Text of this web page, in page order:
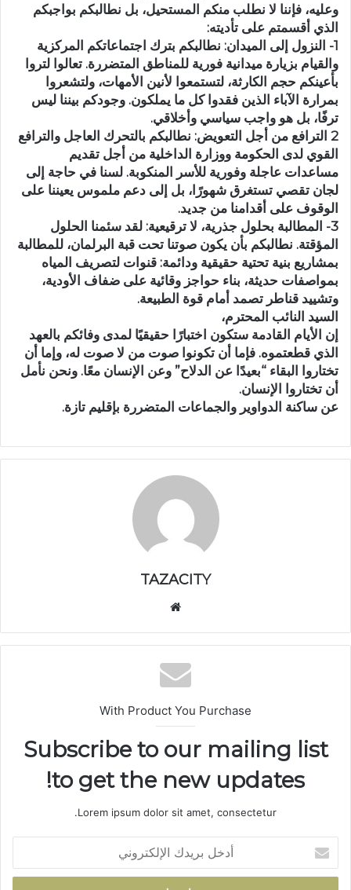
وعليه، فإننا لا نطلب منكم المستحيل، بل نطالبكم بواجبكم
الذي أقسمتم على تأديته:
1- النزول إلى الميدان: نطالبكم بترك اجتماعاتكم المركزية
والقيام بزيارة ميدانية فورية للمناطق المتضررة. تعالوا لتروا
بأعينكم حجم الكارثة، لتستمعوا لأنين الأمهات، ولتشعروا
بمرارة الآباء الذين فقدوا كل ما يملكون. وجودكم بيننا ليس
ترفًا، بل هو واجب سياسي وأخلاقي.
2 الترافع من أجل التعويض: نطالبكم بالتحرك العاجل والترافع
القوي لدى الحكومة ووزارة الداخلية من أجل تقديم
مساعدات عاجلة وفورية للأسر المنكوبة. لسنا في حاجة إلى
لجان تقصي تستغرق شهورًا، بل إلى دعم ملموس يعيننا على
الوقوف على أقدامنا من جديد.
3- المطالبة بحلول جذرية، لا ترقيعية: لقد سئمنا الحلول
المؤقتة. نطالبكم بأن يكون صوتنا تحت قبة البرلمان، للمطالبة
بمشاريع بنية تحتية حقيقية ودائمة: قنوات لتصريف المياه
بمواصفات حديثة، بناء حواجز وقائية على ضفاف الأودية،
وتشييد قناطر تصمد أمام قوة الطبيعة.
السيد النائب المحترم،
إن الأيام القادمة ستكون اختبارًا حقيقيًا لمدى وفائكم بالعهد
الذي قطعتموه. فإما أن تكونوا صوت من لا صوت له، وإما أن
تختاروا البقاء “بعيدًا عن الدلاح” وعن الإنسان معًا. ونحن نأمل
أن تختاروا الإنسان.
عن ساكنة الدواوير والجماعات المتضررة بإقليم تازة.
TAZACITY
الوي
ب
With Product You Purchase
Subscribe to our mailing list
to get the new updates!
Lorem ipsum dolor sit amet, consectetur.
خ